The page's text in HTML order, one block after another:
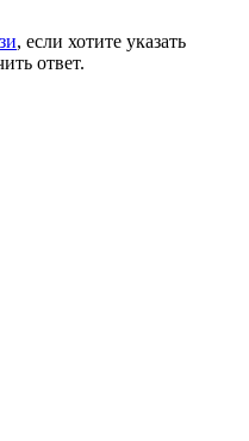
, если хотите указать
ответ.